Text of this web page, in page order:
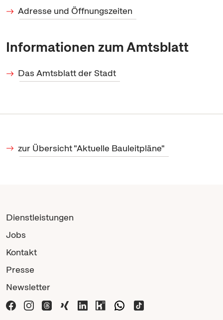
Adresse und Öffnungszeiten
Informationen zum Amtsblatt
Das Amtsblatt der Stadt
zur Übersicht "Aktuelle Bauleitpläne"
Dienstleistungen
Jobs
Kontakt
Presse
Newsletter